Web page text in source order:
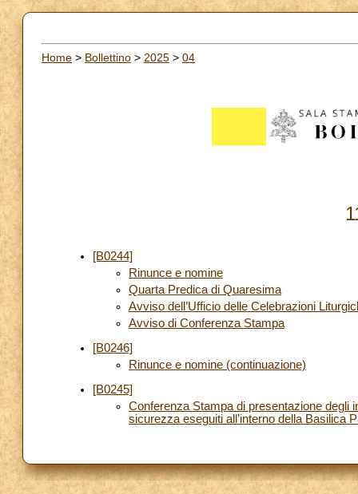
Home > Bollettino > 2025 > 04
[B0244]
Rinunce e nomine
Quarta Predica di Quaresima
Avviso dell’Ufficio delle Celebrazioni
Avviso di Conferenza Stampa
[B0246]
Rinunce e nomine (continuazione)
[B0245]
Conferenza Stampa di presentazione degli
sicurezza eseguiti all’interno della Basilica